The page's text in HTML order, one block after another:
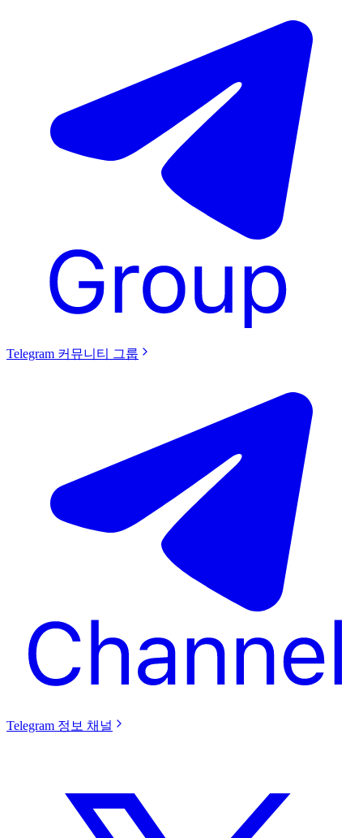
Telegram 커뮤니티 그룹
Telegram 정보 채널